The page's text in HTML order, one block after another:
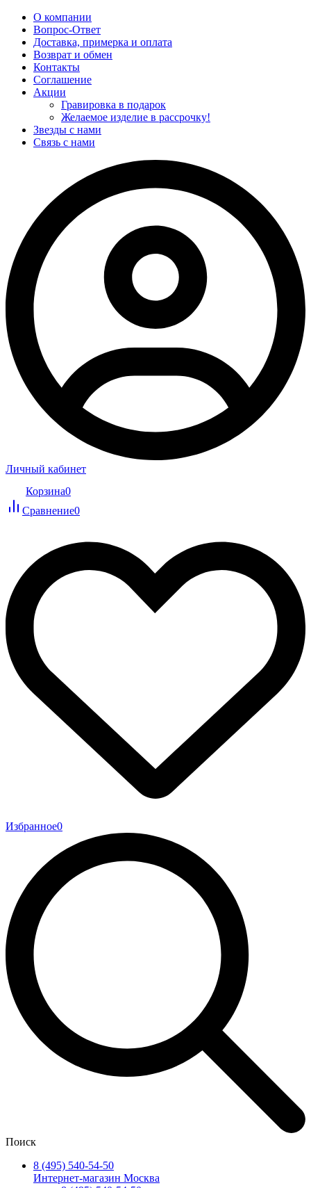
О компании
Вопрос-Ответ
Доставка, примерка и оплата
Возврат и обмен
Контакты
Соглашение
Акции
Гравировка в подарок
Желаемое изделие в рассрочку!
Звезды с нами
Связь с нами
Личный кабинет
Корзина0
Сравнение0
Избранное0
Поиск
8 (495) 540-54-50
Интернет-магазин Москва